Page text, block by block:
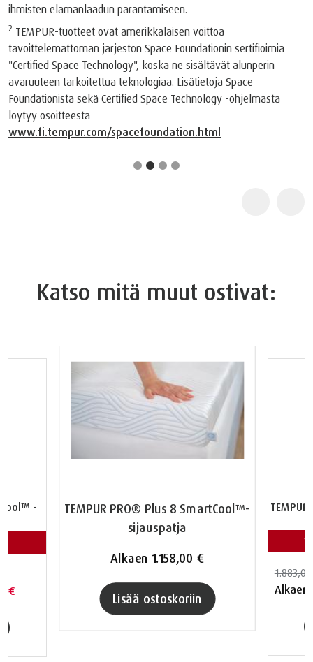
ihmisten elämänlaadun parantamiseen.
2 TEMPUR-tuotteet ovat amerikkalaisen voittoa
tavoittelemattoman järjestön Space Foundationin sertifioimia
"Certified Space Technology", koska ne sisältävät alunperin
avaruuteen tarkoitettua teknologiaa. Lisätietoja Space
Foundationista sekä Certified Space Technology -ohjelmasta
löytyy osoitteesta
www.fi.tempur.com/spacefoundation.html
Katso mitä muut ostivat:
-
€
TEMPUR PRO® Plus 8 SmartCool™-
sijauspatja
Alkaen 1.158,00 €
Lisää ostoskoriin
Alkaen